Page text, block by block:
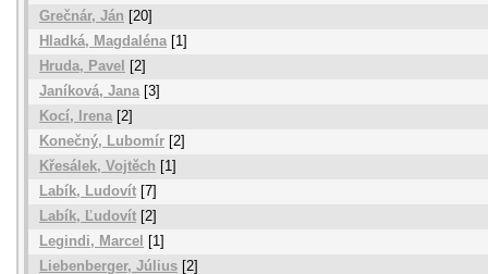
Grečnár, Ján [20]
Hladká, Magdaléna[1]
Hruda, Pavel
[2]
Janíková, Jana[3]
Kocí, Irena [2]
Konečný, Lubomír [2]
Křesálek, Vojtěch [1]
Labík, Ludovít [7]
Labík, Ľudovít [2]
Legindi, Marcel
[1]
Liebenberger, Július [2]